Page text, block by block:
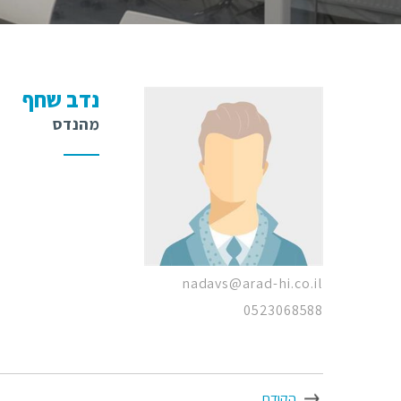
nadavs@arad-hi.co.il
0523068588
נדב שחף
מהנדס